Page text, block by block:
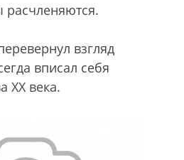
взгляд
вписал себя
XX века.